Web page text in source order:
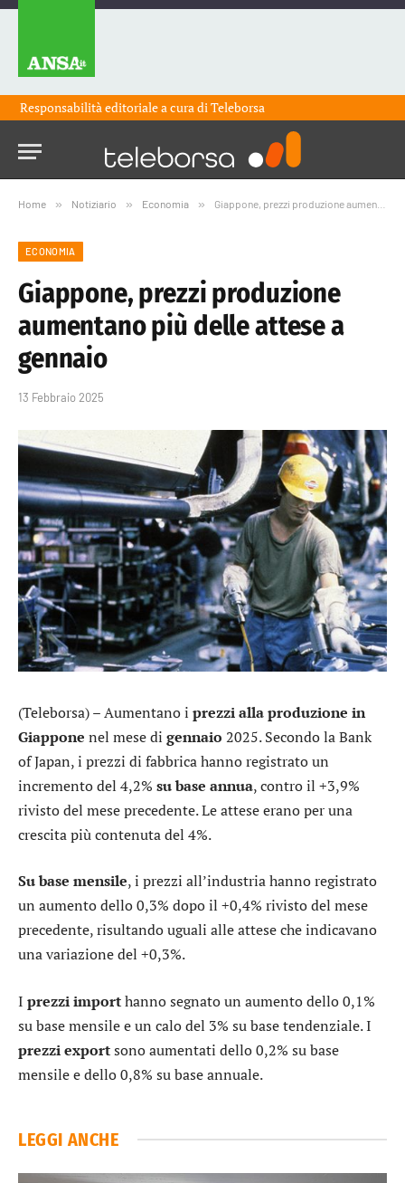
Responsabilità editoriale a cura diTeleborsa
Home » Notiziario » Economia » Giappone, prezzi produzione aumentano più delle attese a gennaio
ECONOMIA
Giappone, prezzi produzione
aumentano più delle attese a
gennaio
13 Febbraio 2025
(Teleborsa) – Aumentano i prezzi alla produzione in
Giappone nel mese di gennaio 2025. Secondo la Bank
of Japan, i prezzi di fabbrica hanno registrato un
incremento del 4,2% su base annua, contro il +3,9%
rivisto del mese precedente. Le attese erano per una
crescita più contenuta del 4%.
Su base mensile, i prezzi all’industria hanno registrato
un aumento dello 0,3% dopo il +0,4% rivisto del mese
precedente, risultando uguali alle attese che indicavano
una variazione del +0,3%.
I prezzi importhanno segnato un aumento dello 0,1%
su base mensile e un calo del 3% su base tendenziale. I
prezzi exportsono aumentati dello 0,2% su base
mensile e dello 0,8% su base annuale.
LEGGI ANCHE